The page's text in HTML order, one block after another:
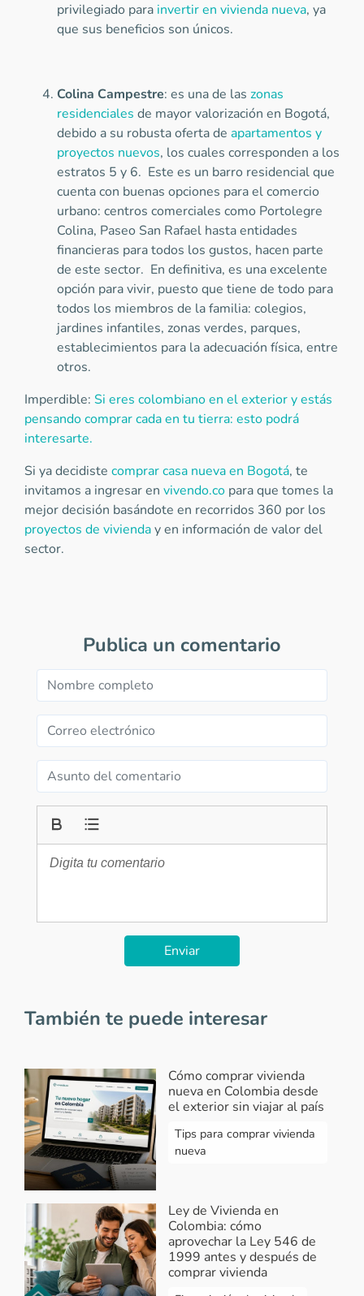
privilegiado para invertir en vivienda nueva, ya
que sus beneficios son únicos.
Colina Campestre: es una de las zonas
residenciales de mayor valorización en Bogotá,
debido a su robusta oferta de apartamentos y
proyectos nuevos, los cuales corresponden a los
estratos 5 y 6. Este es un barro residencial que
cuenta con buenas opciones para el comercio
urbano: centros comerciales como Portolegre
Colina, Paseo San Rafael hasta entidades
financieras para todos los gustos, hacen parte
de este sector. En definitiva, es una excelente
opción para vivir, puesto que tiene de todo para
todos los miembros de la familia: colegios,
jardines infantiles, zonas verdes, parques,
establecimientos para la adecuación física, entre
otros.
Imperdible: Si eres colombiano en el exterior y estás
pensando comprar cada en tu tierra: esto podrá
interesarte.
Si ya decidiste comprar casa nueva en Bogotá, te
invitamos a ingresar en vivendo.co para que tomes la
mejor decisión basándote en recorridos 360 por los
proyectos de vivienday en información de valor del
sector.
Publica un comentario
Enviar
También te puede interesar
Cómo comprar vivienda
nueva en Colombia desde
el exterior sin viajar al país
Tips para comprar vivienda
nueva
Ley de Vivienda en
Colombia: cómo
aprovechar la Ley 546 de
1999 antes y después de
comprar vivienda